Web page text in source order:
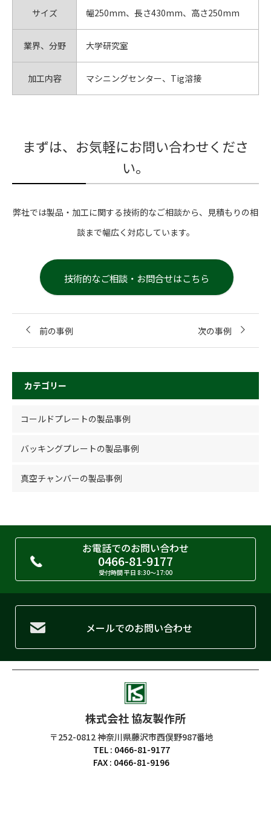
サイズ 幅250mm、長さ430mm、高さ250mm
業界、分野 大学研究室
加工内容 マシニングセンター、Tig溶接
まずは、お気軽にお問い合わせくださ
い。
弊社では製品・加工に関する技術的なご相談から、見積もりの相
談まで幅広く対応しています。
技術的なご相談・お問合せはこちら
前の事例 次の事例
カテゴリー
コールドプレートの製品事例
バッキングプレートの製品事例
真空チャンバーの製品事例
お電話でのお問い合わせ
0466-81-9177
受付時間 平日 8:30〜17:00
メールでのお問い合わせ
株式会社 協友製作所
〒252-0812 神奈川県藤沢市西俣野987番地
TEL : 0466-81-9177
FAX : 0466-81-9196